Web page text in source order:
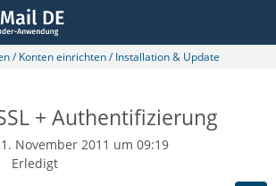
/ Konten einrichten / Installation & Update
+ Authentifizierung
November 2011 um 09:19
Erledigt